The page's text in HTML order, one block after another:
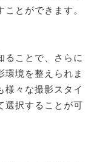
とができます。
ることで、さらに
環境を整えられま
様々な撮影スタイ
選択することが可